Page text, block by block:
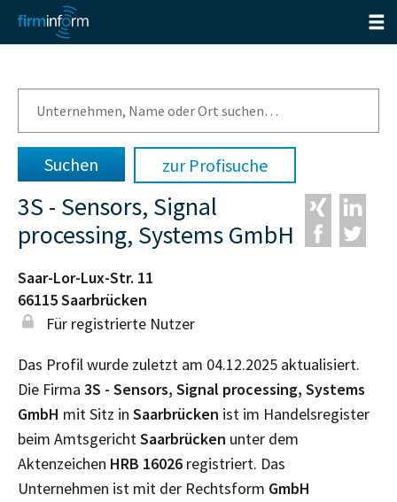
zur Profisuche
3S - Sensors, Signal
processing, Systems GmbH
Saar-Lor-Lux-Str. 11
66115Saarbrücken
Für registrierte Nutzer
Das Profil wurde zuletzt am 04.12.2025 aktualisiert.
Die Firma 3S - Sensors, Signal processing, Systems
GmbH mit Sitz in Saarbrücken ist im Handelsregister
beim AmtsgerichtSaarbrücken unter dem
Aktenzeichen HRB 16026 registriert. Das
Unternehmen ist mit der Rechtsform GmbH